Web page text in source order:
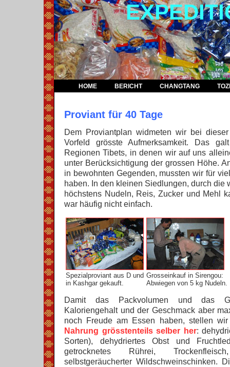
HOME BERICHT CHANGTANG
Proviant für 40 Tage
Dem Proviantplan widmeten wir bei
Vorfeld grösste Aufmerksamkeit. Das
Regionen Tibets, in denen wir auf uns
unter Berücksichtigung der grossen Höhe.
in bewohnten Gegenden, mussten wir für
haben. In den kleinen Siedlungen, durch die
höchstens Nudeln, Reis, Zucker und Mehl
war häufig nicht einfach.
Spezialproviant aus D und
in Kashgar gekauft.
Grosseinkauf in Sirengou:
Abwiegen von 5 kg Nudeln.
Damit das Packvolumen und das
Kaloriengehalt und der Geschmack aber
noch Freude am Essen haben, stellen
Nahrung grösstenteils selber her:
Sorten), dehydriertes Obst und
getrocknetes Rührei,
selbstgeräucherter Wildschweinschinken.